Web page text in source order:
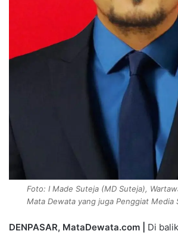
Foto: I Made Suteja (MD Suteja),
Mata Dewata yang juga Penggiat Media
DENPASAR, MataDewata.com |
Di